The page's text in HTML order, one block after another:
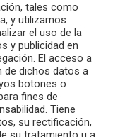
tales como
y utilizamos
el uso de la
y publicidad en
El acceso a
de dichos datos a
botones o
fines de
Tiene
su rectificación,